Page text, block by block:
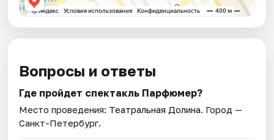
Вопросы и ответы
Где пройдет спектакль Парфюмер?
Место проведения: Театральная Долина. Город —
Санкт-Петербург.